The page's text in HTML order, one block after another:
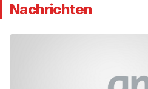
Nachrichten